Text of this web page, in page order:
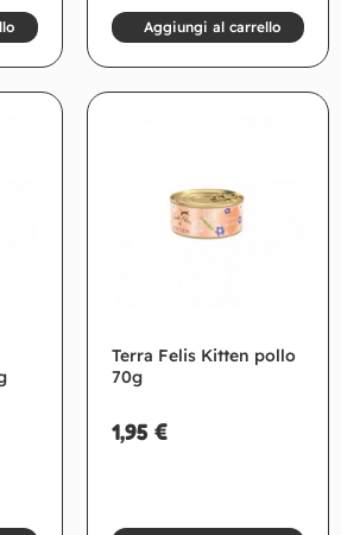
Aggiungi al carrello
Terra Felis Kitten pollo
70g
1,95 €